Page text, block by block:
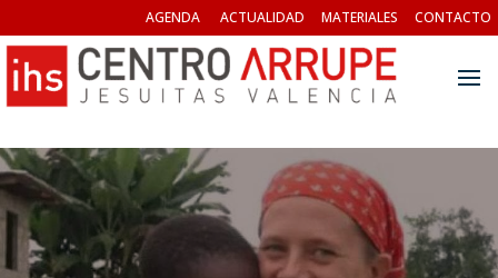
AGENDA ACTUALIDAD MATERIALES CONTACTO